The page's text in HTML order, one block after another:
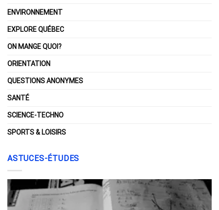
ENVIRONNEMENT
EXPLORE QUÉBEC
ON MANGE QUOI?
ORIENTATION
QUESTIONS ANONYMES
SANTÉ
SCIENCE-TECHNO
SPORTS & LOISIRS
ASTUCES-ÉTUDES